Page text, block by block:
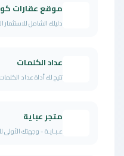
موقع عقارات
دليلك الشامل
عداد الكلمات
تتيح لك أداة عداد
متجر عباية
عـبـايـة - وجهتكِ الأولى